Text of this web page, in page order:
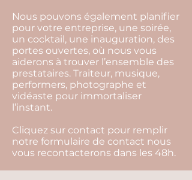
Nous pouvons également planifier
pour votre entreprise, une soirée,
un cocktail, une inauguration, des
portes ouvertes, où nous vous
aiderons à trouver l’ensemble des
prestataires. Traiteur, musique,
performers, photographe et
vidéaste pour immortaliser
l’instant.
Cliquez sur contact pour remplir
notre formulaire de contact nous
vous recontacterons dans les 48h.